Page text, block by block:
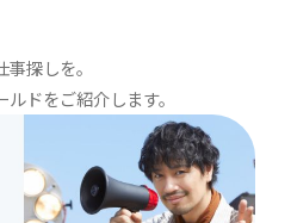
探しを。
ドをご紹介します。